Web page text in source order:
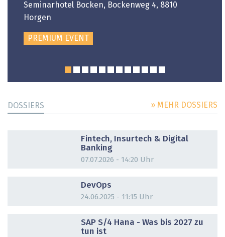
Seminarhotel Bocken, Bockenweg 4, 8810
Horgen
PREMIUM EVENT
DOSSIERS » MEHR DOSSIERS
Fintech, Insurtech & Digital
Banking
07.07.2026 - 14:20 Uhr
DevOps
24.06.2025 - 11:15 Uhr
SAP S/4 Hana - Was bis 2027 zu
tun ist